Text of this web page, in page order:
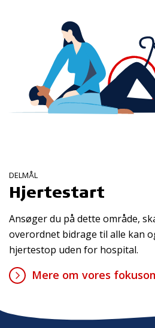
DELMÅL
Hjertestart
Ansøger du på dette område,
overordnet bidrage til alle kan
hjertestop uden for hospital.
Mere om vores